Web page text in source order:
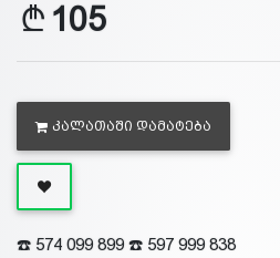
105
ᲙᲐᲚᲐᲗᲐᲨᲘ ᲓᲐᲛᲐᲢᲔᲑᲐ
☎️ 574 099 899 ☎️ 597 999 838